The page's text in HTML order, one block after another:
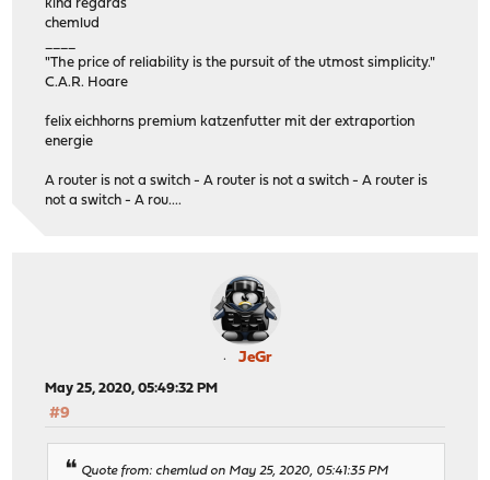
kind regards
chemlud
"The price of reliability is the pursuit of the utmost simplicity."
C.A.R. Hoare
felix eichhorns premium katzenfutter mit der extraportion
energie
A router is not a switch - A router is not a switch - A router is
not a switch - A rou....
JeGr
May 25, 2020, 05:49:32 PM
#9
Quote from: chemlud on May 25, 2020, 05:41:35 PM